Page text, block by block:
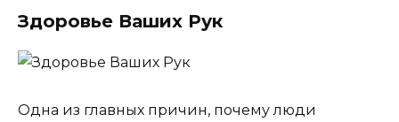
Здоровье Ваших Рук
Одна из главных причин, почему люди